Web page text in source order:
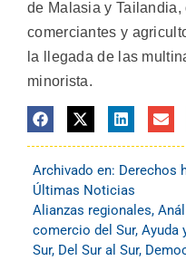
de Malasia y
comerciantes y
la llegada de las
minorista.
Archivado en: Derechos
Últimas Noticias
Alianzas regionales,
comercio del Sur, Ayuda
Sur, Del Sur al Sur,